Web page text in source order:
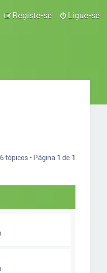
Ligue-se
Registe-se
6 tópicos • Página 1 de 1